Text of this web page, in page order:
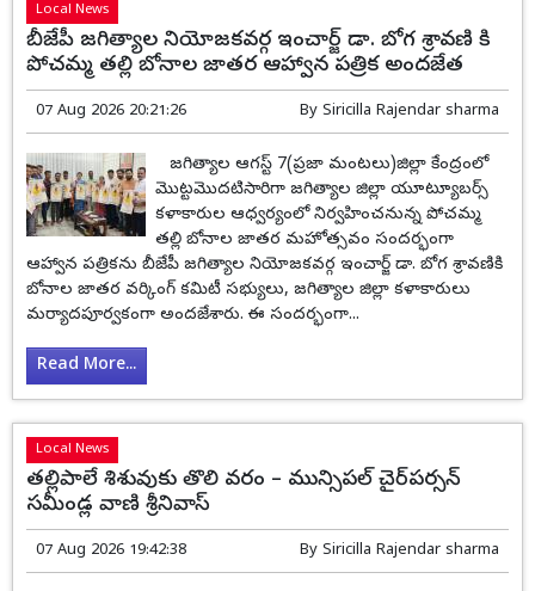
Local News
బీజేపీ జగిత్యాల నియోజకవర్గ ఇంచార్జ్ డా. బోగ శ్రావణి కి
పోచమ్మ తల్లి బోనాల జాతర ఆహ్వాన పత్రిక అందజేత
07 Aug 2026 20:21:26 By Siricilla Rajendar sharma
జగిత్యాల ఆగస్ట్ 7(ప్రజా మంటలు)జిల్లా కేంద్రంలో
మొట్టమొదటిసారిగా జగిత్యాల జిల్లా యూట్యూబర్స్
కళాకారుల ఆధ్వర్యంలో నిర్వహించనున్న పోచమ్మ
తల్లి బోనాల జాతర మహోత్సవం సందర్భంగా
ఆహ్వాన పత్రికను బీజేపీ జగిత్యాల నియోజకవర్గ ఇంచార్జ్ డా. బోగ శ్రావణికి
బోనాల జాతర వర్కింగ్ కమిటీ సభ్యులు, జగిత్యాల జిల్లా కళాకారులు
మర్యాదపూర్వకంగా అందజేశారు. ఈ సందర్భంగా...
Read More...
Local News
తల్లిపాలే శిశువుకు తొలి వరం – మున్సిపల్ చైర్‌పర్సన్
సమీండ్ల వాణి శ్రీనివాస్
07 Aug 2026 19:42:38 By Siricilla Rajendar sharma